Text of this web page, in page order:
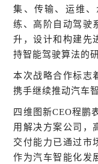
集、传输、运维、
练、高阶自动驾驶
升，设计和构建先
持智能驾驶算法的
本次战略合作标志
携手继续推动汽车
四维图新CEO程鹏
用解决方案公司，
交付能力已通过市
作为汽车智能化发